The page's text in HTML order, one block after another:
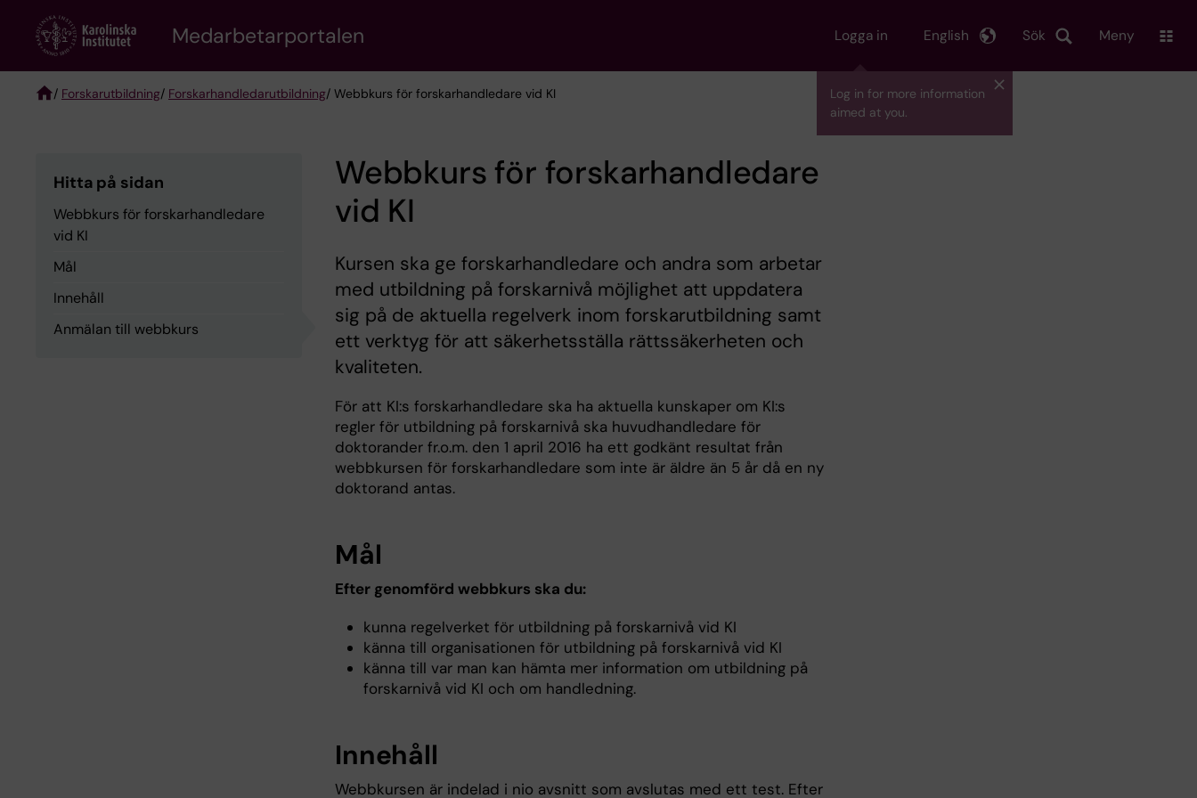
content
Medarbetarportalen Logga in
Log in for more information
aimed at you.
Sök
English Meny
/ Forskarutbildning/ Forskarhandledarutbildning/ Webbkurs för forskarhandledare vid KI
Hitta på sidan
Webbkurs för forskarhandledare
vid KI
Mål
Innehåll
Anmälan till webbkurs
Webbkurs för forskarhandledare
vid KI
Kursen ska ge forskarhandledare och andra som arbetar
med utbildning på forskarnivå möjlighet att uppdatera
sig på de aktuella regelverk inom forskarutbildning samt
ett verktyg för att säkerhetsställa rättssäkerheten och
kvaliteten.
För att KI:s forskarhandledare ska ha aktuella kunskaper om KI:s
regler för utbildning på forskarnivå ska huvudhandledare för
doktorander fr.o.m. den 1 april 2016 ha ett godkänt resultat från
webbkursen för forskarhandledare som inte är äldre än 5 år då en ny
doktorand antas.
Mål
Efter genomförd webbkurs ska du:
kunna regelverket för utbildning på forskarnivå vid KI
känna till organisationen för utbildning på forskarnivå vid KI
känna till var man kan hämta mer information om utbildning på
forskarnivå vid KI och om handledning.
Innehåll
Webbkursen är indelad i nio avsnitt som avslutas med ett test. Efter